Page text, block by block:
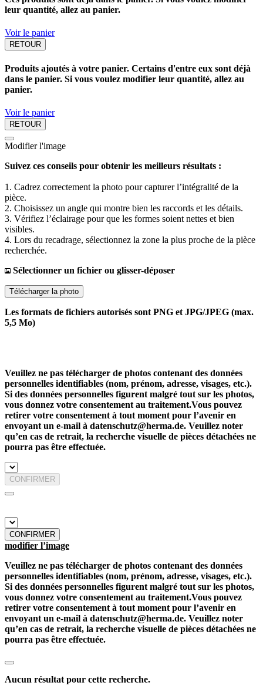
leur quantité, allez au panier.
Voir le panier
RETOUR
Produits ajoutés à votre panier. Certains d'entre eux sont déjà
dans le panier. Si vous voulez modifier leur quantité, allez au
panier.
Voir le panier
RETOUR
Modifier l'image
Suivez ces conseils pour obtenir les meilleurs résultats :
1. Cadrez correctement la photo pour capturer l’intégralité de la
pièce.
2. Choisissez un angle qui montre bien les raccords et les détails.
3. Vérifiez l’éclairage pour que les formes soient nettes et bien
visibles.
4. Lors du recadrage, sélectionnez la zone la plus proche de la pièce
recherchée.
Sélectionner un fichier ou glisser-déposer
Télécharger la photo
Les formats de fichiers autorisés sont PNG et JPG/JPEG (max.
5,5 Mo)
Veuillez ne pas télécharger de photos contenant des données
personnelles identifiables (nom, prénom, adresse, visages, etc.).
Si des données personnelles figurent malgré tout sur les photos,
vous donnez votre consentement au traitement.Vous pouvez
retirer votre consentement à tout moment pour l’avenir en
envoyant un e-mail à datenschutz@herma.de. Veuillez noter
qu’en cas de retrait, la recherche visuelle de pièces détachées ne
pourra pas être effectuée.
CONFIRMER
CONFIRMER
modifier l’image
Veuillez ne pas télécharger de photos contenant des données
personnelles identifiables (nom, prénom, adresse, visages, etc.).
Si des données personnelles figurent malgré tout sur les photos,
vous donnez votre consentement au traitement.Vous pouvez
retirer votre consentement à tout moment pour l’avenir en
envoyant un e-mail à datenschutz@herma.de. Veuillez noter
qu’en cas de retrait, la recherche visuelle de pièces détachées ne
pourra pas être effectuée.
Aucun résultat pour cette recherche.